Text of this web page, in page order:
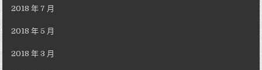
2018 年 7 月
2018 年 5 月
2018 年 3 月